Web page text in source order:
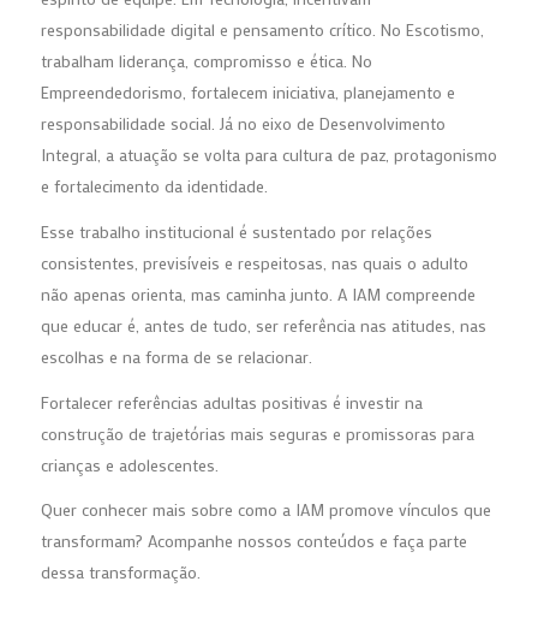
responsabilidade digital e pensamento crítico. No Escotismo,
trabalham liderança, compromisso e ética. No
Empreendedorismo, fortalecem iniciativa, planejamento e
responsabilidade social. Já no eixo de Desenvolvimento
Integral, a atuação se volta para cultura de paz, protagonismo
e fortalecimento da identidade.
Esse trabalho institucional é sustentado por relações
consistentes, previsíveis e respeitosas, nas quais o adulto
não apenas orienta, mas caminha junto. A IAM compreende
que educar é, antes de tudo, ser referência nas atitudes, nas
escolhas e na forma de se relacionar.
Fortalecer referências adultas positivas é investir na
construção de trajetórias mais seguras e promissoras para
crianças e adolescentes.
Quer conhecer mais sobre como a IAM promove vínculos que
transformam? Acompanhe nossos conteúdos e faça parte
dessa transformação.